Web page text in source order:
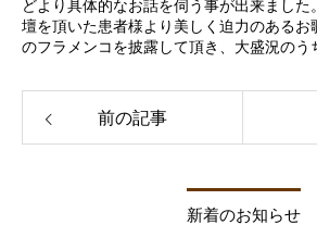
どより具体的なお話を伺う事が出来ました
壇を頂いた患者様より美しく迫力のあるお
のフラメンコを披露して頂き、大盛況のう
前の記事
新着のお知らせ